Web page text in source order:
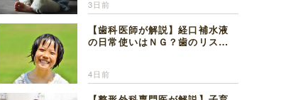
3日前
【歯科医師が解説】経口補水液
の日常使いはＮＧ？歯のリスク
4日前